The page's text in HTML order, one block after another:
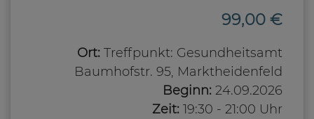
99,00 €
Ort: Treffpunkt: Gesundheitsamt
Baumhofstr. 95, Marktheidenfeld
Beginn: 24.09.2026
Zeit: 19:30 - 21:00 Uhr